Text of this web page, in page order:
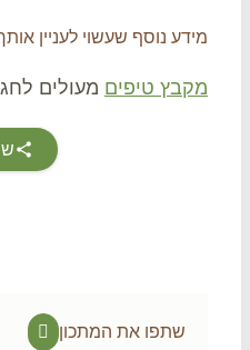
נוסף שעשוי לעניין אותך
טיפיםמעולים לחג הפסח
שיתוף
שתפו את המתכון Facebook